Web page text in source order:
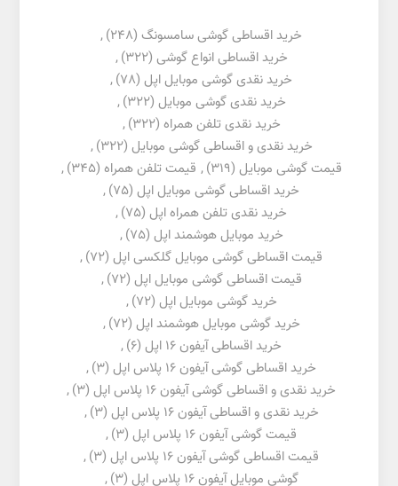
خرید اقساطی گوشی سامسونگ (248)
,
خرید اقساطی انواع گوشی (322)
,
خرید نقدی گوشی موبایل اپل (78)
,
خرید نقدی گوشی موبایل (322)
,
خرید نقدی تلفن همراه (322)
,
خرید نقدی و اقساطی گوشی موبایل (322)
,
قیمت گوشی موبایل (319)
, قیمت تلفن همراه (345)
,
خرید اقساطی گوشی موبایل اپل (75)
,
خرید نقدی تلفن همراه اپل (75)
,
خرید موبایل هوشمند اپل (75)
,
قیمت اقساطی گوشی موبایل گلکسی اپل (72)
,
قیمت اقساطی گوشی موبایل اپل (72)
,
خرید گوشی موبایل اپل (72)
,
خرید گوشی موبایل هوشمند اپل (72)
,
خرید اقساطی آیفون 16 اپل
(6)
,
خرید اقساطی گوشی آیفون 16 پلاس اپل
(3)
,
خرید نقدی و اقساطی گوشی آیفون 16 پلاس اپل
(3)
,
خرید نقدی و اقساطی آیفون 16 پلاس اپل
(3)
,
قیمت گوشی آیفون 16 پلاس اپل
(3)
,
قیمت اقساطی گوشی آیفون 16 پلاس اپل
(3)
,
گوشی موبایل آیفون 16 پلاس اپل
(3)
,